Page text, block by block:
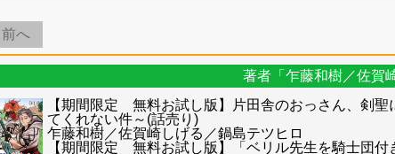
前へ
著者「乍藤和樹／佐賀
【期間限定 無料お試し版】片田舎のおっさん、剣
てくれない件～(話売り)
乍藤和樹／佐賀崎しげる／鍋島テツヒロ
【期間限定 無料お試し版】「ベリル先生を騎士団付